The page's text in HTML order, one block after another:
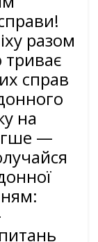
разом
справ
на
—